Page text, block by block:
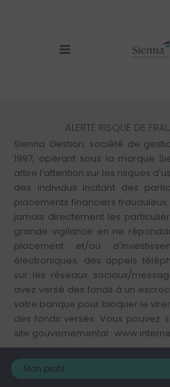
ALERTE RISQUE DE
Sienna Gestion, société de
1997, opérant sous la marque
attire l’attention sur les risques
des individus incitant des
placements financiers
jamais directement les
grande vigilance en ne
placement et/ou
électroniques, des appels
sur les réseaux sociaux/
avez versé des fonds à un
votre banque pour bloquer le
des fonds versés. Vous pouvez
site gouvernemental :
Mon profil :